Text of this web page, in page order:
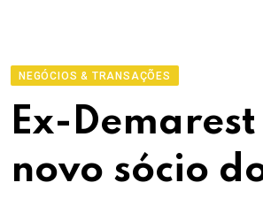
NEGÓCIOS & TRANSAÇÕES
Ex-Demarest
novo sócio